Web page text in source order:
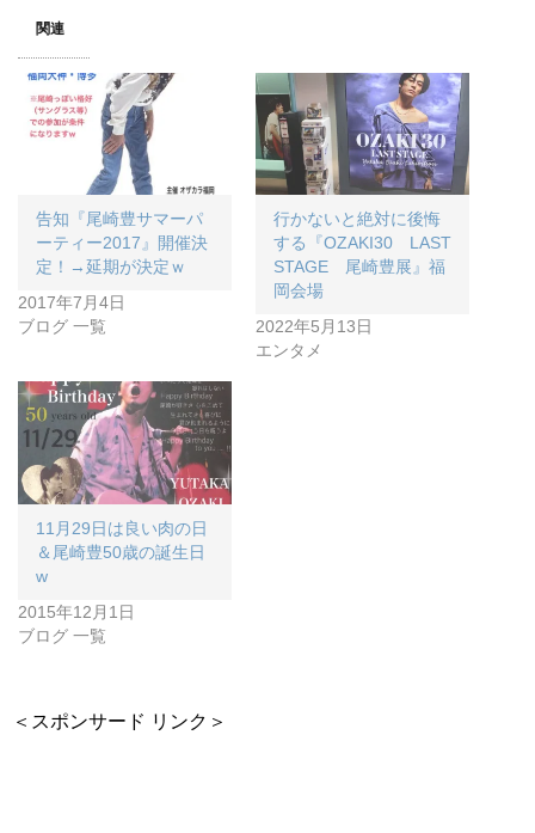
関連
告知『尾崎豊サマーパ
ーティー2017』開催決
定！→延期が決定ｗ
2017年7月4日
ブログ 一覧
行かないと絶対に後悔
する『OZAKI30 LAST
STAGE 尾崎豊展』福
岡会場
2022年5月13日
エンタメ
11月29日は良い肉の日
＆尾崎豊50歳の誕生日
w
2015年12月1日
ブログ 一覧
＜スポンサード リンク＞